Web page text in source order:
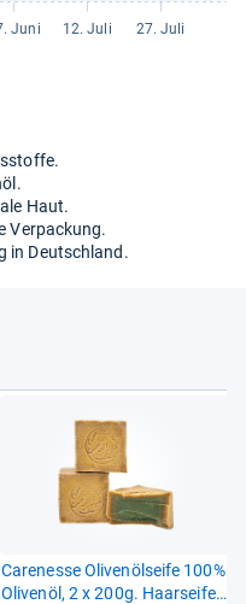
Haut.
Ver­pa­ckung.
in Deutsch­land.
Caren­esse Oli­ven­öl­seife 100%
Oli­venöl, 2 x 200g. Haar­seife